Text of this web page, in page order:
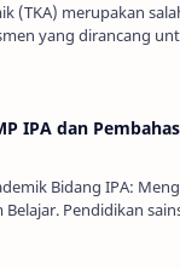
(TKA) merupakan
yang dirancang
akademik siswa
Penerapan TKA
IPA dan
Bidang IPA:
Belajar. Pendidikan
Alam (IPA)
berperan penting d…